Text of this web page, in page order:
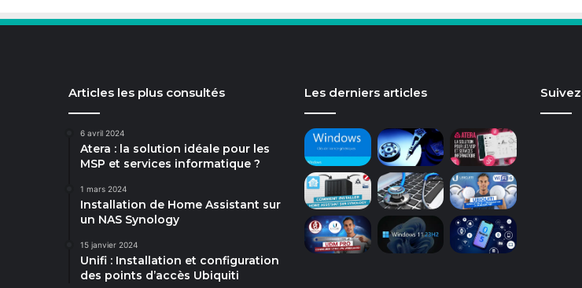
Articles les plus consultés
6 avril 2024
Atera : la solution idéale pour les
MSP et services informatique ?
1 mars 2024
Installation de Home Assistant sur
un NAS Synology
15 janvier 2024
Unifi : Installation et configuration
des points d’accès Ubiquiti
Les derniers articles